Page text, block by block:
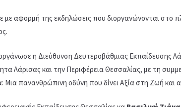
με αφορμή της εκδηλώσεις που διοργανώνονται στο
η Διεύθυνση Δευτεροβάθμιας Εκπαίδευσης
Λάρισας και την Περιφέρεια Θεσσαλίας, με τη
πανανθρώπινη οδύνη που δίνει Αξία στη Ζωή και